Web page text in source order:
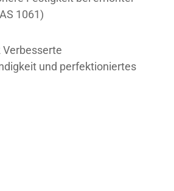
1061)
und perfektioniertes